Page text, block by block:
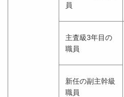
員
主査級3年目の
職員
新任の副主幹級
職員